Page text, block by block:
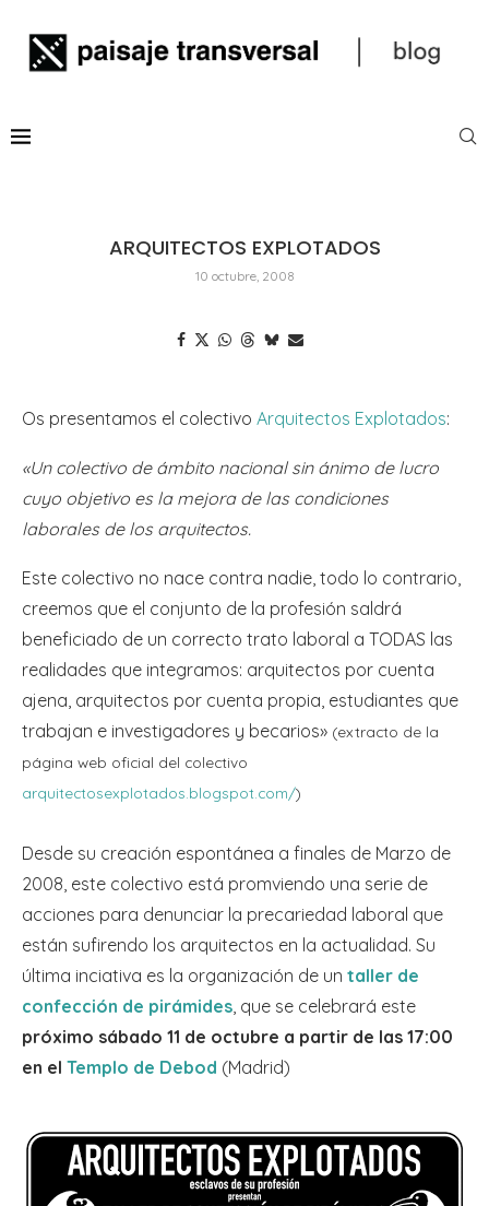
ARQUITECTOS EXPLOTADOS
10 octubre, 2008
Os presentamos el colectivo Arquitectos Explotados:
«Un colectivo de ámbito nacional sin ánimo de lucro
cuyo objetivo es la mejora de las condiciones
laborales de los arquitectos.
Este colectivo no nace contra nadie, todo lo contrario,
creemos que el conjunto de la profesión saldrá
beneficiado de un correcto trato laboral a TODAS las
realidades que integramos: arquitectos por cuenta
ajena, arquitectos por cuenta propia, estudiantes que
trabajan e investigadores y becarios» (extracto de la
página web oficial del colectivo
arquitectosexplotados.blogspot.com/)
Desde su creación espontánea a finales de Marzo de
2008, este colectivo está promviendo una serie de
acciones para denunciar la precariedad laboral que
están sufirendo los arquitectos en la actualidad. Su
última inciativa es la organización de un taller de
confección de pirámides , que se celebrará este
próximo sábado 11 de octubre a partir de las 17:00
en el Templo de Debod (Madrid)